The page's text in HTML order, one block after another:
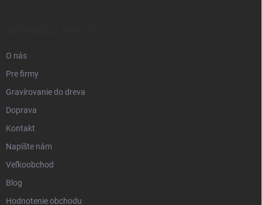
O nás
Pre firmy
Gravírovanie do dreva
Doprava
Kontakt
Napíšte nám
Veľkoobchod
Blog
Hodnotenie obchodu